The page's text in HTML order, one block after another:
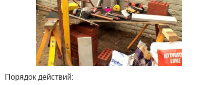
Порядок действий: